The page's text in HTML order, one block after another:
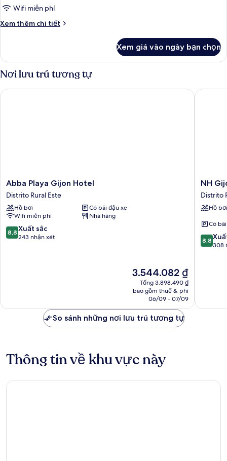
Wifi miễn phí
Xem thêm chi tiết
Chi
Phòng
Xem giá vào ngày bạn chọn
Nơi lưu trú tương tự
Abba
Playa
Gijon
Hotel
Distrito
Rural
Este
Abba Playa Gijon Hotel
Distrito Rural Este
Hồ bơi
Có bãi đậu xe
Wifi miễn phí
Nhà hàng
8.8
trên
8,8 Xuất sắc
243 nhận xét
Giá
hiện
tại
3.544.082 ₫
3.544.082 ₫
Tổng 3.898.490 ₫
bao gồm thuế & phí
06/09 - 07/09
Abba Playa Gijon Hotel
NH
Gijón
Distrito
Rural
NH
Distrito
Hồ bơi
Có
8.8
trên
8,8
308
NH
So sánh những nơi lưu trú tương tự
Thông tin về khu vực này